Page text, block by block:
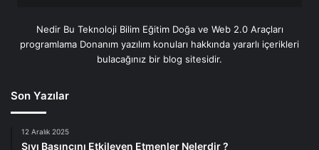
Nedir Bu Teknoloji Bilim Eğitim Doğa ve Web 2.0 Araçları
programlama Donanım yazılım konuları hakkında yararlı içerikleri
bulacağınız bir blog sitesidir.
Son Yazılar
12 Aralık 2025
Sıvı Basıncını Etkileyen Etmenler Nelerdir ?